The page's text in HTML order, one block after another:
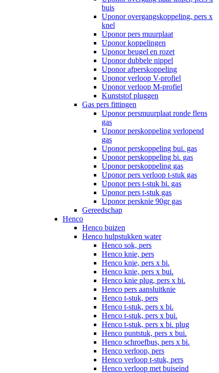
buis
Uponor overgangskoppeling, pers x
knel
Uponor pers muurplaat
Uponor koppelingen
Uponor beugel en rozet
Uponor dubbele nippel
Uponor afperskoppeling
Uponor verloop V-profiel
Uponor verloop M-profiel
Kunststof pluggen
Gas pers fittingen
Uponor persmuurplaat ronde flens
gas
Uponor perskoppeling verlopend
gas
Uponor perskoppeling bui. gas
Uponor perskoppeling bi. gas
Uponor perskoppeling gas
Uponor pers verloop t-stuk gas
Uponor pers t-stuk bi. gas
Uponor pers t-stuk gas
Uponor persknie 90gr gas
Gereedschap
Henco
Henco buizen
Henco hulpstukken water
Henco sok, pers
Henco knie, pers
Henco knie, pers x bi.
Henco knie, pers x bui.
Henco knie plug, pers x bi.
Henco pers aansluitknie
Henco t-stuk, pers
Henco t-stuk, pers x bi.
Henco t-stuk, pers x bui.
Henco t-stuk, pers x bi. plug
Henco puntstuk, pers x bui.
Henco schroefbus, pers x bi.
Henco verloop, pers
Henco verloop t-stuk, pers
Henco verloop met buiseind